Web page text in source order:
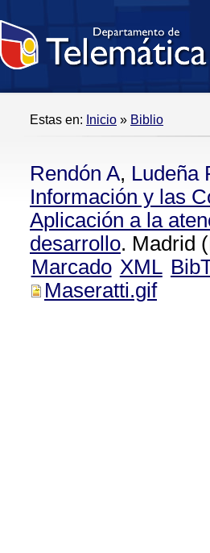
Estas en: Inicio » Biblio
Rendón A, Ludeña
Información y las
Aplicación a la
desarrollo. Madrid
Marcado XML
Maseratti.gif